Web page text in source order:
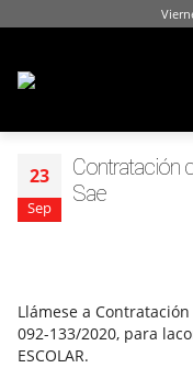
23
Sep
Contratación
Sae
Llámese a
092-133/2020, para
ESCOLAR.